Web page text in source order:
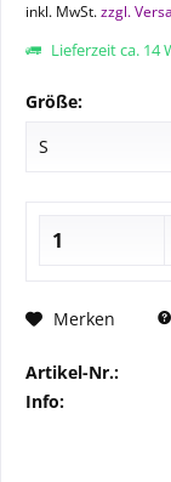
inkl. MwSt.zzgl.
Lieferzeit ca. 14
Größe:
Merken
Artikel-Nr.:
Info: